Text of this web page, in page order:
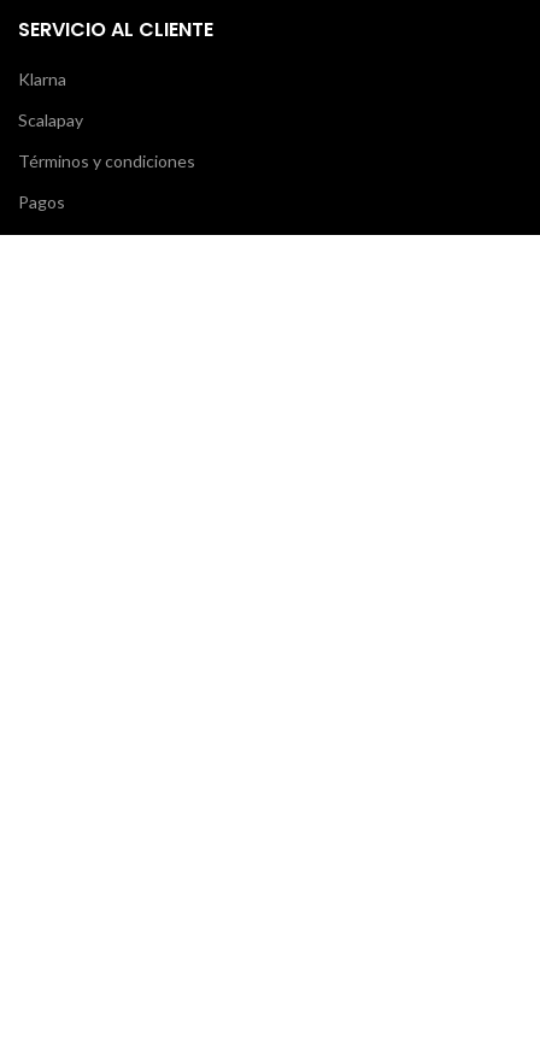
SERVICIO AL CLIENTE
Klarna
Scalapay
Términos y condiciones
Pagos